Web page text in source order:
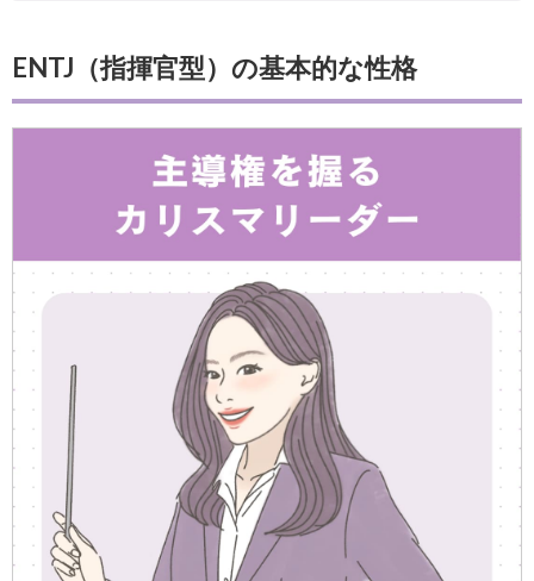
ENTJ（指揮官型）の基本的な性格